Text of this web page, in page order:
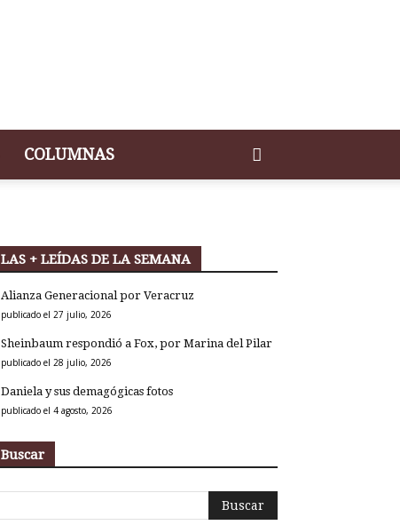
COLUMNAS
LAS + LEÍDAS DE LA SEMANA
Alianza Generacional por Veracruz
publicado el 27 julio, 2026
Sheinbaum respondió a Fox, por Marina del Pilar
publicado el 28 julio, 2026
Daniela y sus demagógicas fotos
publicado el 4 agosto, 2026
Buscar